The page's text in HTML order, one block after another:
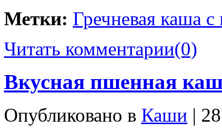
Метки: Гречневая каша
Читать комментарии(0)
Вкусная пшенная
Опубликовано в Каши |